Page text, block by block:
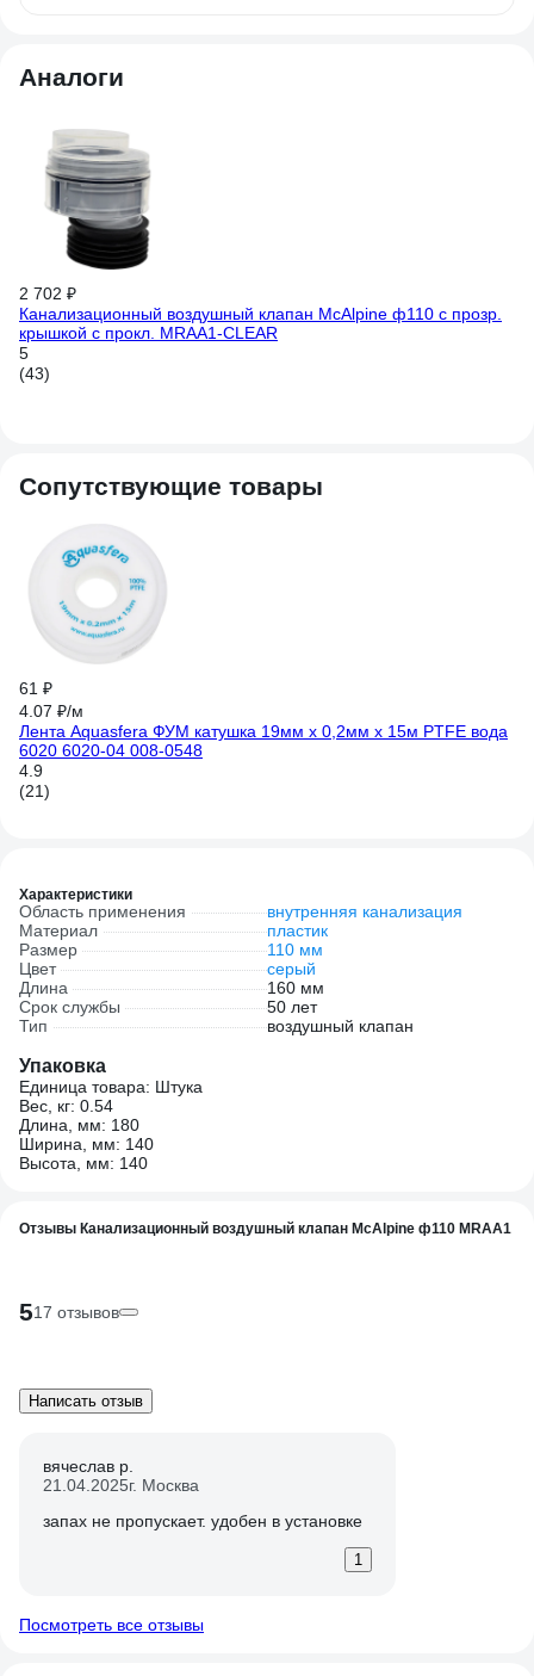
Аналоги
2 702 ₽
Канализационный воздушный клапан McAlpine ф110 с прозр.
крышкой с прокл. MRAA1-CLEAR
5
(43)
Сопутствующие товары
61 ₽
4.07 ₽/м
Лента Aquasfera ФУМ катушка 19мм х 0,2мм х 15м PTFE вода
6020 6020-04 008-0548
4.9
(21)
Характеристики
Область применения
внутренняя канализация
Материал
пластик
Размер
110 мм
Цвет
серый
Длина
160 мм
Срок службы
50 лет
Тип
воздушный клапан
Упаковка
Единица товара: Штука
Вес, кг: 0.54
Длина, мм: 180
Ширина, мм: 140
Высота, мм: 140
Отзывы Канализационный воздушный клапан McAlpine ф110 MRAA1
517 отзывов
Написать отзыв
вячеслав р.
21.04.2025г. Москва
запах не пропускает. удобен в установке
1
Посмотреть все отзывы